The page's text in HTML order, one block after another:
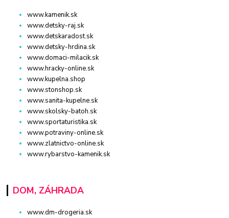
www.kamenik.sk
www.detsky-raj.sk
www.detskaradost.sk
www.detsky-hrdina.sk
www.domaci-milacik.sk
www.hracky-online.sk
www.kupelna.shop
www.stonshop.sk
www.sanita-kupelne.sk
www.skolsky-batoh.sk
www.sportaturistika.sk
www.potraviny-online.sk
www.zlatnictvo-online.sk
www.rybarstvo-kamenik.sk
DOM, ZÁHRADA
www.dm-drogeria.sk